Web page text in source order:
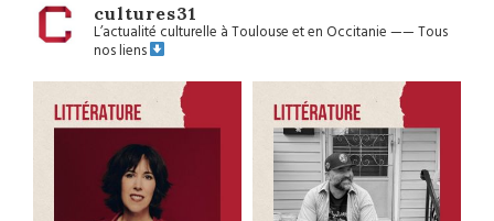
cultures31
L’actualité culturelle à Toulouse et en Occitanie——Tous
nos liens